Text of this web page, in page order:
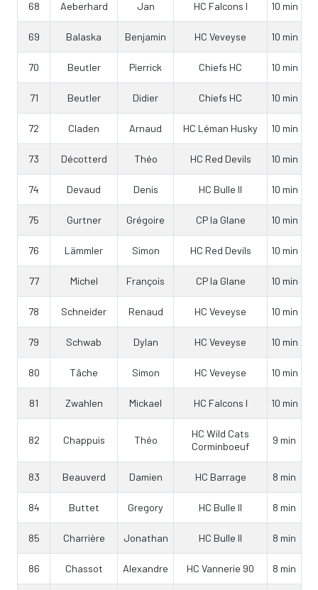
68 Aeberhard Jan HC Falcons I 10 min
69 Balaska Benjamin HC Veveyse 10 min
70 Beutler Pierrick Chiefs HC 10 min
71 Beutler Didier Chiefs HC 10 min
72 Claden Arnaud HC Léman Husky 10 min
73 Décotterd Théo HC Red Devils 10 min
74 Devaud Denis HC Bulle II 10 min
75 Gurtner Grégoire CP la Glane 10 min
76 Lämmler Simon HC Red Devils 10 min
77 Michel François CP la Glane 10 min
78 Schneider Renaud HC Veveyse 10 min
79 Schwab Dylan HC Veveyse 10 min
80 Tâche Simon HC Veveyse 10 min
81 Zwahlen Mickael HC Falcons I 10 min
82 Chappuis Théo
HC Wild Cats
Corminboeuf
9 min
83 Beauverd Damien HC Barrage 8 min
84 Buttet Gregory HC Bulle II 8 min
85 Charrière Jonathan HC Bulle II 8 min
86 Chassot Alexandre HC Vannerie 90 8 min